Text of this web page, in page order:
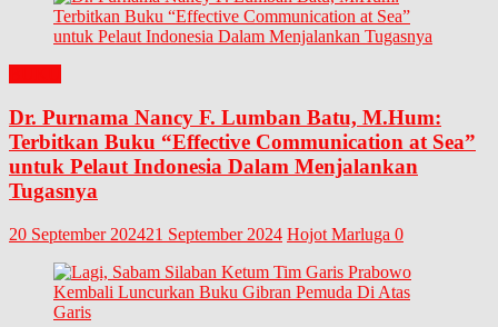
Dr. Purnama Nancy F. Lumban Batu, M.Hum:
Terbitkan Buku “Effective Communication at Sea”
untuk Pelaut Indonesia Dalam Menjalankan
Tugasnya
20 September 202421 September 2024 Hojot Marluga 0